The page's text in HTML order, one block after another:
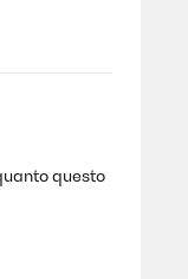
questo